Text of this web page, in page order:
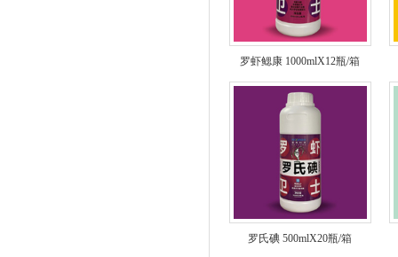
罗虾鳃康 1000mlX12瓶/箱
罗氏碘 500mlX20瓶/箱